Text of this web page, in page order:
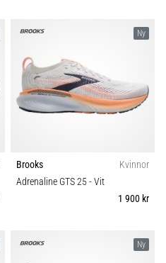
Ny
Brooks
Kvinnor
Adrenaline GTS 25- Vit
1 900 kr
Ny